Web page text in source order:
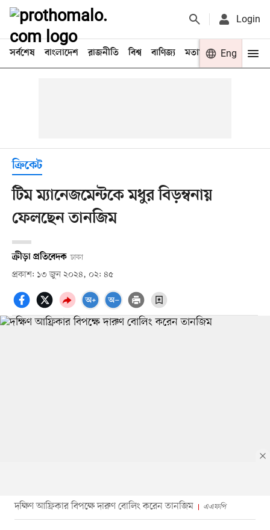
Login
সর্বশেষ বাংলাদেশ রাজনীতি বিশ্ব বাণিজ্য মতামত খেলা
Eng
ক্রিকেট
টিম ম্যানেজমেন্টকে মধুর বিড়ম্বনায়
ফেলছেন তানজিম
ক্রীড়া প্রতিবেদক ঢাকা
প্রকাশ: ১৩ জুন ২০২৪, ০২: ৪৫
দক্ষিণ আফ্রিকার বিপক্ষে দারুণ বোলিং করেন তানজিম এএফপি